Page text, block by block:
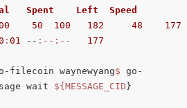
Spent Left
Speed
50 100 182 48
177
: 01 -- :-- :-- 177
filecoin waynewyang$ go-
wait ${ MESSAGE_CID }